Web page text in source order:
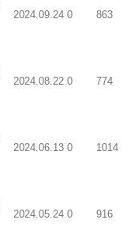
2024.09.24 0 863
2024.08.22 0 774
2024.06.13 0 1014
2024.05.24 0 916